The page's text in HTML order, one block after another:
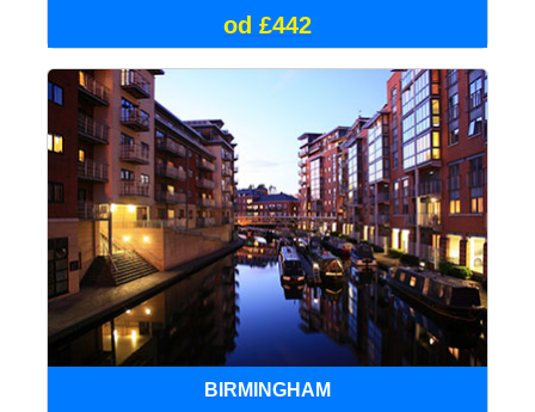
od £442
BIRMINGHAM